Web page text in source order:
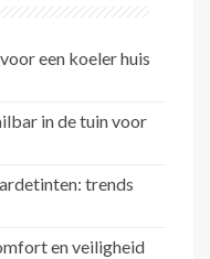
een koeler huis
in de tuin voor
trends
en veiligheid